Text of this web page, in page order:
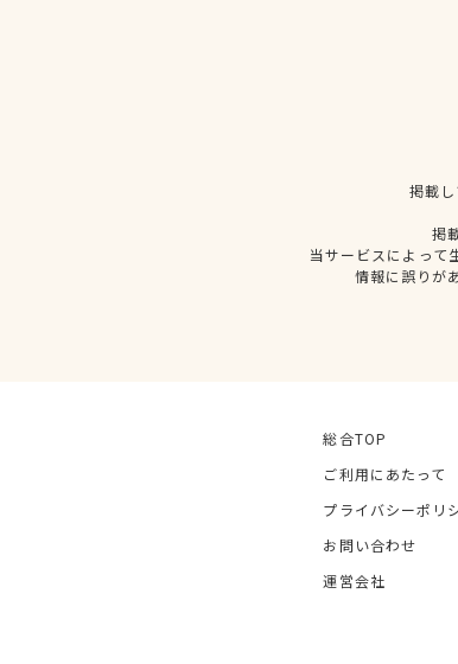
掲載
掲
当サービスによって
情報に誤りが
総合TOP
ご利用にあたって
プライバシーポリ
お問い合わせ
運営会社